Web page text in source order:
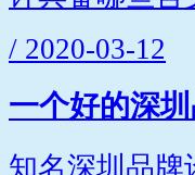
/ 2020-03-12
一个好的深
知名深圳品牌